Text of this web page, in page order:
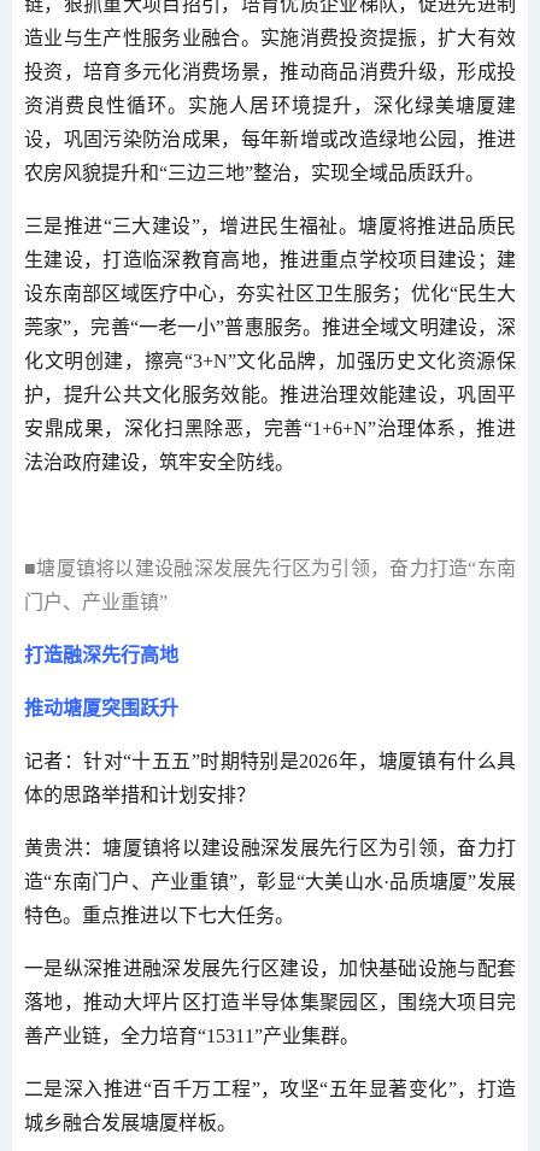
造业与生产性服务业融合。实施消费投资提振，扩大有效
投资，培育多元化消费场景，推动商品消费升级，形成投
资消费良性循环。实施人居环境提升，深化绿美塘厦建
设，巩固污染防治成果，每年新增或改造绿地公园，推进
农房风貌提升和“三边三地”整治，实现全域品质跃升。
三是推进“三大建设”，增进民生福祉。塘厦将推进品质民
生建设，打造临深教育高地，推进重点学校项目建设；建
设东南部区域医疗中心，夯实社区卫生服务；优化“民生大
莞家”，完善“一老一小”普惠服务。推进全域文明建设，深
化文明创建，擦亮“3+N”文化品牌，加强历史文化资源保
护，提升公共文化服务效能。推进治理效能建设，巩固平
安鼎成果，深化扫黑除恶，完善“1+6+N”治理体系，推进
法治政府建设，筑牢安全防线。
■塘厦镇将以建设融深发展先行区为引领，奋力打造“东南
门户、产业重镇”
打造融深先行高地
推动塘厦突围跃升
记者：针对“十五五”时期特别是2026年，塘厦镇有什么具
体的思路举措和计划安排？
黄贵洪：塘厦镇将以建设融深发展先行区为引领，奋力打
造“东南门户、产业重镇”，彰显“大美山水·品质塘厦”发展
特色。重点推进以下七大任务。
一是纵深推进融深发展先行区建设，加快基础设施与配套
落地，推动大坪片区打造半导体集聚园区，围绕大项目完
善产业链，全力培育“15311”产业集群。
二是深入推进“百千万工程”，攻坚“五年显著变化”，打造
城乡融合发展塘厦样板。